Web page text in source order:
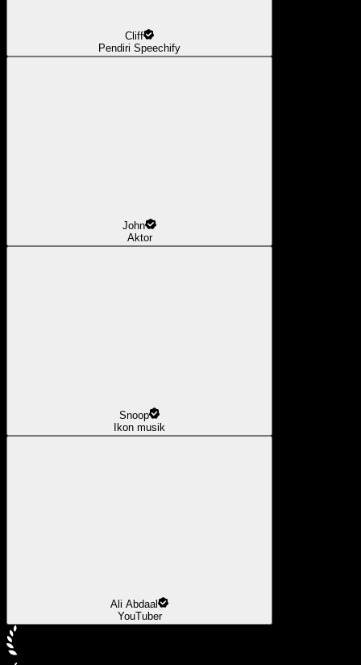
Cliff
Pendiri Speechify
John
Aktor
Snoop
Ikon musik
Ali Abdaal
YouTuber